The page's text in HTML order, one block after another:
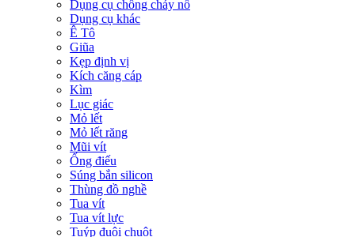
Dụng cụ chống cháy nổ
Dụng cụ khác
Ê Tô
Giũa
Kẹp định vị
Kích căng cáp
Kìm
Lục giác
Mỏ lết
Mỏ lết răng
Mũi vít
Ống điếu
Súng bắn silicon
Thùng đồ nghề
Tua vít
Tua vít lực
Tuýp đuôi chuột